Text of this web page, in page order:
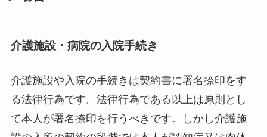
介護施設・病院の入院手続き
介護施設や入院の手続きは契約書に署名捺印をす
る法律行為です。法律行為である以上は原則とし
て本人が署名捺印を行うべきです。しかし介護施